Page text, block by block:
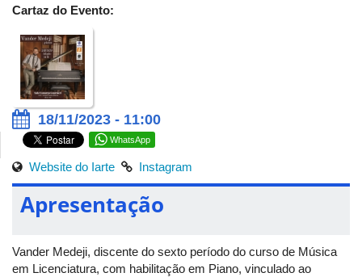
Cartaz do Evento:
18/11/2023 - 11:00
WhatsApp
Website do Iarte Instagram
Apresentação
Vander Medeji, discente do sexto período do curso de Música
em Licenciatura, com habilitação em Piano, vinculado ao